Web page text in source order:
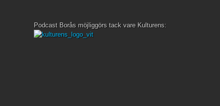
Podcast Borås möjliggörs tack vare Kulturens: